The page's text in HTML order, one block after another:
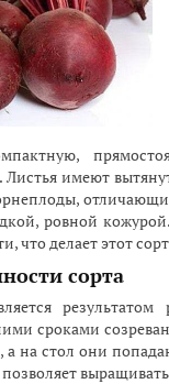
имеют
ровной
что делает этот
сорта
результатом
сроками
а на стол они